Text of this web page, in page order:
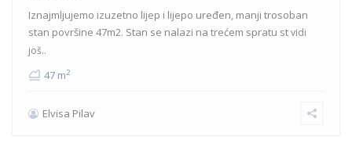
Iznajmljujemo izuzetno lijep i lijepo uređen, manji trosoban
stan površine 47m2. Stan se nalazi na trećem spratu stvidi
još..
47 m2
Elvisa Pilav